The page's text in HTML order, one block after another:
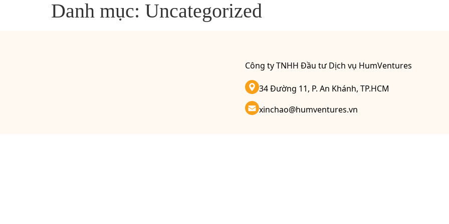
Danh mục: Uncategorized
Công ty TNHH Đầu tư Dịch vụ HumVentures
34 Đường 11, P. An Khánh, TP.HCM
xinchao@humventures.vn